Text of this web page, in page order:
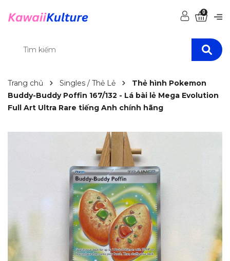
0
Trang chủ Singles / Thẻ Lẻ
Thẻ hình Pokemon
Buddy-Buddy Poffin 167/132 - Lá bài lẻ Mega Evolution
Full Art Ultra Rare tiếng Anh chính hãng